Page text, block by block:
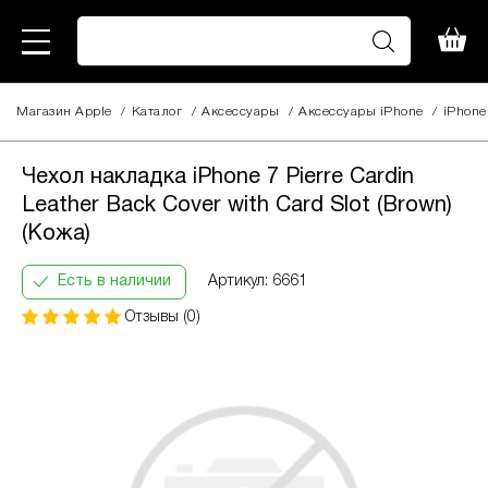
Магазин Apple / Каталог / Аксессуары / Aксессуары iPhone /
Чехол накладка iPhone 7 Pierre Cardin
Leather Back Cover with Card Slot (Brown)
(Кожа)
Есть в наличии Артикул: 6661
Отзывы (0)
Чехол накладка
iPhone 7 Pierre Cardin
Leather Back Cover
with Card Slot (Brown)
ПриватБанк
Оплата
частинами
3
місяць:
придбати товар в розстрочку одним з двох